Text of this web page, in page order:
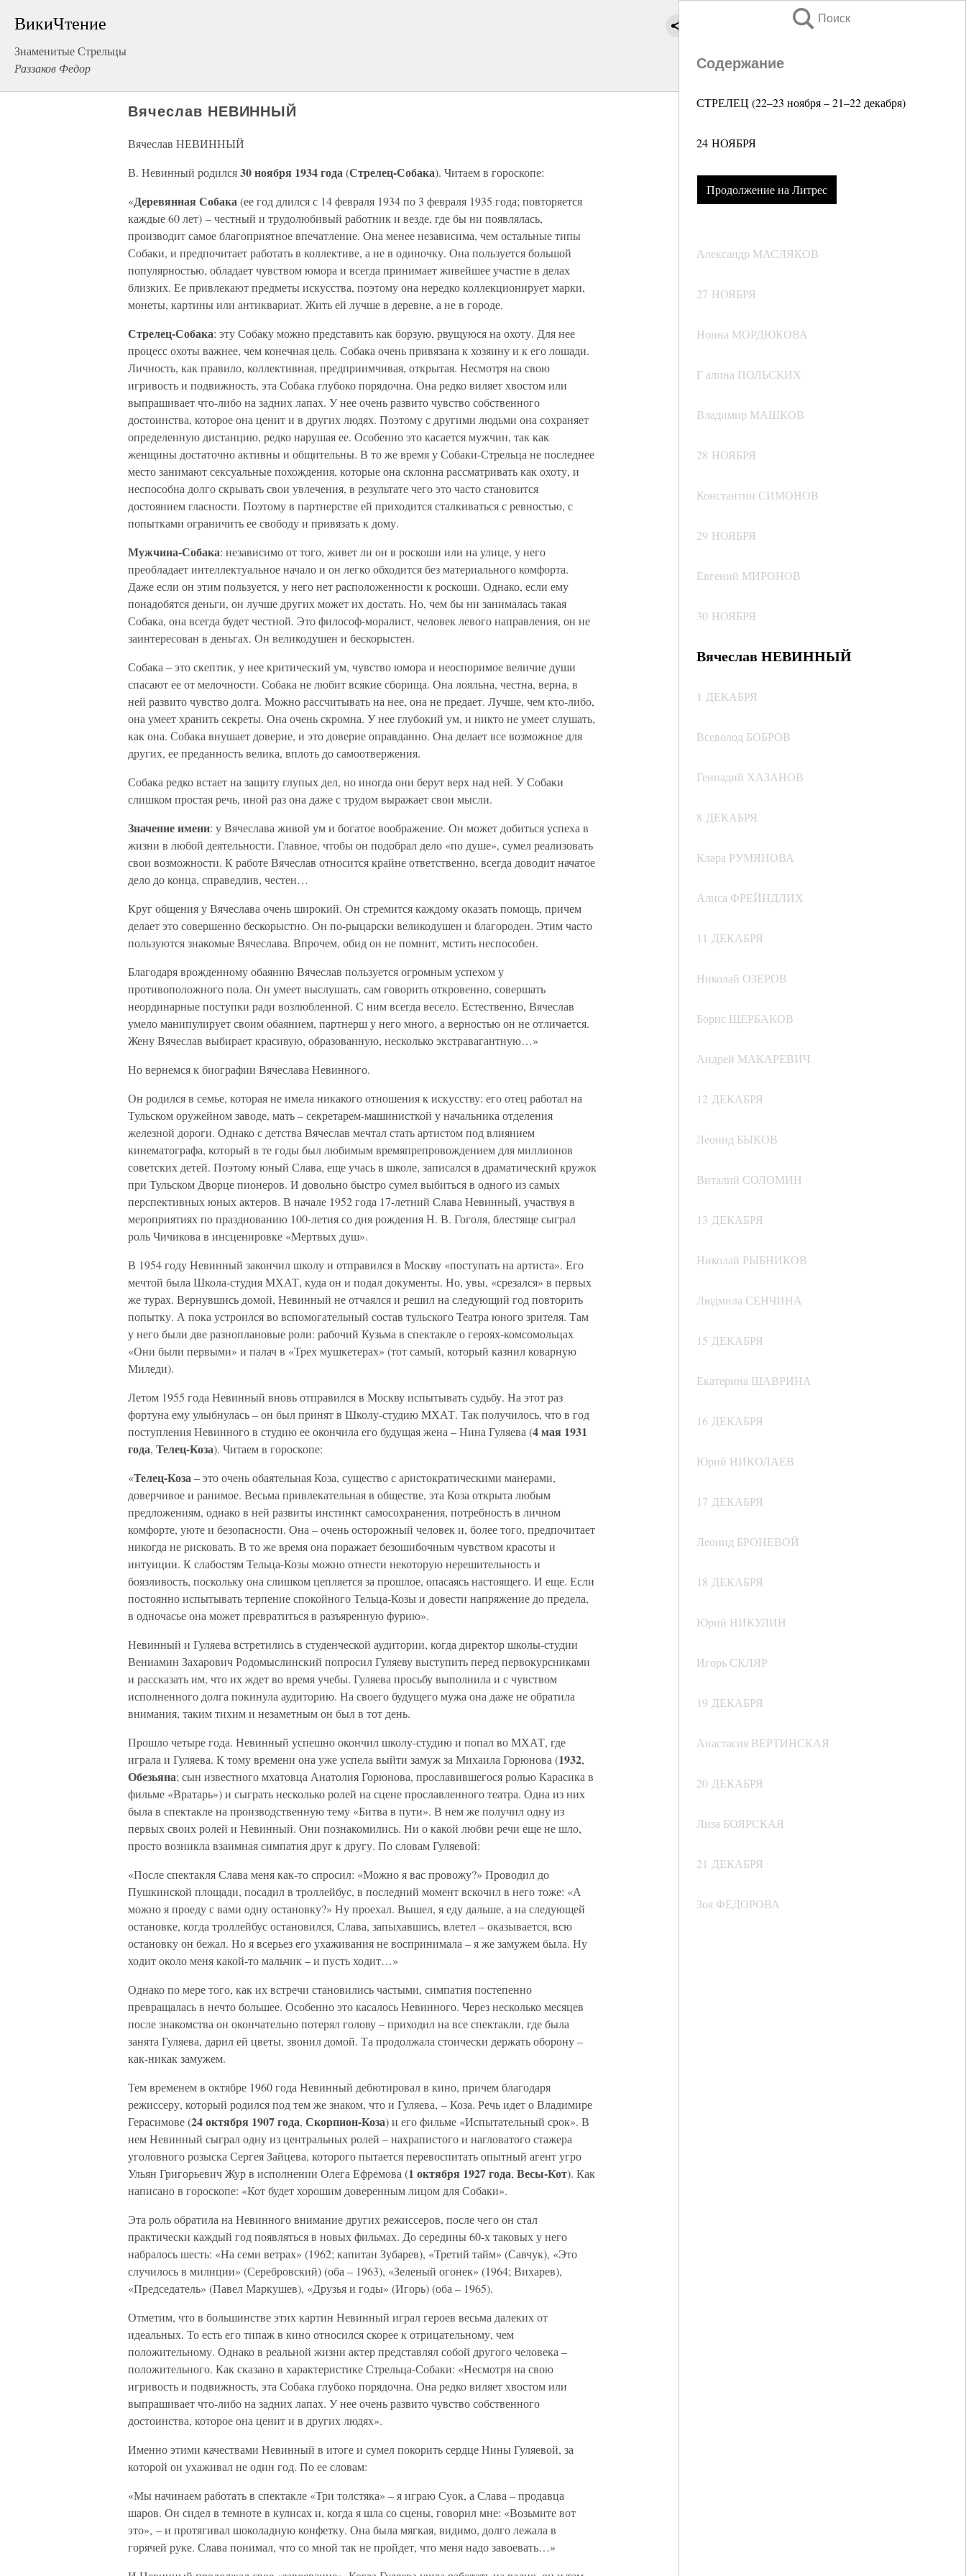
ВикиЧтение
Знаменитые Стрельцы
Раззаков Федор
Поиск
Содержание
СТРЕЛЕЦ (22–23 ноября – 21–22 декабря)
24 НОЯБРЯ
Продолжение на Литрес
Александр МАСЛЯКОВ
27 НОЯБРЯ
Нонна МОРДЮКОВА
Г алина ПОЛЬСКИХ
Владимир МАШКОВ
28 НОЯБРЯ
Константин СИМОНОВ
29 НОЯБРЯ
Евгений МИРОНОВ
30 НОЯБРЯ
Вячеслав НЕВИННЫЙ
1 ДЕКАБРЯ
Всеволод БОБРОВ
Геннадий ХАЗАНОВ
8 ДЕКАБРЯ
Клара РУМЯНОВА
Алиса ФРЕЙНДЛИХ
11 ДЕКАБРЯ
Николай ОЗЕРОВ
Борис ЩЕРБАКОВ
Андрей МАКАРЕВИЧ
12 ДЕКАБРЯ
Леонид БЫКОВ
Виталий СОЛОМИН
13 ДЕКАБРЯ
Николай РЫБНИКОВ
Людмила СЕНЧИНА
15 ДЕКАБРЯ
Екатерина ШАВРИНА
16 ДЕКАБРЯ
Юрий НИКОЛАЕВ
17 ДЕКАБРЯ
Леонид БРОНЕВОЙ
18 ДЕКАБРЯ
Юрий НИКУЛИН
Игорь СКЛЯР
19 ДЕКАБРЯ
Анастасия ВЕРТИНСКАЯ
20 ДЕКАБРЯ
Лиза БОЯРСКАЯ
21 ДЕКАБРЯ
Зоя ФЕДОРОВА
Вячеслав НЕВИННЫЙ
Вячеслав НЕВИННЫЙ
В. Невинный родился30 ноября 1934 года(Стрелец-Собака). Читаем в гороскопе:
«Деревянная Собака(ее год длился с 14 февраля 1934 по 3 февраля 1935 года; повторяется
каждые 60 лет) – честный и трудолюбивый работник и везде, где бы ни появлялась,
производит самое благоприятное впечатление. Она менее независима, чем остальные типы
Собаки, и предпочитает работать в коллективе, а не в одиночку. Она пользуется большой
популярностью, обладает чувством юмора и всегда принимает живейшее участие в делах
близких. Ее привлекают предметы искусства, поэтому она нередко коллекционирует марки,
монеты, картины или антиквариат. Жить ей лучше в деревне, а не в городе.
Стрелец-Собака: эту Собаку можно представить как борзую, рвущуюся на охоту. Для нее
процесс охоты важнее, чем конечная цель. Собака очень привязана к хозяину и к его лошади.
Личность, как правило, коллективная, предприимчивая, открытая. Несмотря на свою
игривость и подвижность, эта Собака глубоко порядочна. Она редко виляет хвостом или
выпрашивает что-либо на задних лапах. У нее очень развито чувство собственного
достоинства, которое она ценит и в других людях. Поэтому с другими людьми она сохраняет
определенную дистанцию, редко нарушая ее. Особенно это касается мужчин, так как
женщины достаточно активны и общительны. В то же время у Собаки-Стрельца не последнее
место занимают сексуальные похождения, которые она склонна рассматривать как охоту, и
неспособна долго скрывать свои увлечения, в результате чего это часто становится
достоянием гласности. Поэтому в партнерстве ей приходится сталкиваться с ревностью, с
попытками ограничить ее свободу и привязать к дому.
Мужчина-Собака: независимо от того, живет ли он в роскоши или на улице, у него
преобладает интеллектуальное начало и он легко обходится без материального комфорта.
Даже если он этим пользуется, у него нет расположенности к роскоши. Однако, если ему
понадобятся деньги, он лучше других может их достать. Но, чем бы ни занималась такая
Собака, она всегда будет честной. Это философ-моралист, человек левого направления, он не
заинтересован в деньгах. Он великодушен и бескорыстен.
Собака – это скептик, у нее критический ум, чувство юмора и неоспоримое величие души
спасают ее от мелочности. Собака не любит всякие сборища. Она лояльна, честна, верна, в
ней развито чувство долга. Можно рассчитывать на нее, она не предает. Лучше, чем кто-либо,
она умеет хранить секреты. Она очень скромна. У нее глубокий ум, и никто не умеет слушать,
как она. Собака внушает доверие, и это доверие оправданно. Она делает все возможное для
других, ее преданность велика, вплоть до самоотвержения.
Собака редко встает на защиту глупых дел, но иногда они берут верх над ней. У Собаки
слишком простая речь, иной раз она даже с трудом выражает свои мысли.
Значение имени: у Вячеслава живой ум и богатое воображение. Он может добиться успеха в
жизни в любой деятельности. Главное, чтобы он подобрал дело «по душе», сумел реализовать
свои возможности. К работе Вячеслав относится крайне ответственно, всегда доводит начатое
дело до конца, справедлив, честен…
Круг общения у Вячеслава очень широкий. Он стремится каждому оказать помощь, причем
делает это совершенно бескорыстно. Он по-рыцарски великодушен и благороден. Этим часто
пользуются знакомые Вячеслава. Впрочем, обид он не помнит, мстить неспособен.
Благодаря врожденному обаянию Вячеслав пользуется огромным успехом у
противоположного пола. Он умеет выслушать, сам говорить откровенно, совершать
неординарные поступки ради возлюбленной. С ним всегда весело. Естественно, Вячеслав
умело манипулирует своим обаянием, партнерш у него много, а верностью он не отличается.
Жену Вячеслав выбирает красивую, образованную, несколько экстравагантную…»
Но вернемся к биографии Вячеслава Невинного.
Он родился в семье, которая не имела никакого отношения к искусству: его отец работал на
Тульском оружейном заводе, мать – секретарем-машинисткой у начальника отделения
железной дороги. Однако с детства Вячеслав мечтал стать артистом под влиянием
кинематографа, который в те годы был любимым времяпрепровождением для миллионов
советских детей. Поэтому юный Слава, еще учась в школе, записался в драматический кружок
при Тульском Дворце пионеров. И довольно быстро сумел выбиться в одного из самых
перспективных юных актеров. В начале 1952 года 17-летний Слава Невинный, участвуя в
мероприятиях по празднованию 100-летия со дня рождения Н. В. Гоголя, блестяще сыграл
роль Чичикова в инсценировке «Мертвых душ».
В 1954 году Невинный закончил школу и отправился в Москву «поступать на артиста». Его
мечтой была Школа-студия МХАТ, куда он и подал документы. Но, увы, «срезался» в первых
же турах. Вернувшись домой, Невинный не отчаялся и решил на следующий год повторить
попытку. А пока устроился во вспомогательный состав тульского Театра юного зрителя. Там
у него были две разноплановые роли: рабочий Кузьма в спектакле о героях-комсомольцах
«Они были первыми» и палач в «Трех мушкетерах» (тот самый, который казнил коварную
Миледи).
Летом 1955 года Невинный вновь отправился в Москву испытывать судьбу. На этот раз
фортуна ему улыбнулась – он был принят в Школу-студию МХАТ. Так получилось, что в год
поступления Невинного в студию ее окончила его будущая жена – Нина Гуляева (4 мая 1931
года, Телец-Коза). Читаем в гороскопе:
«Телец-Коза– это очень обаятельная Коза, существо с аристократическими манерами,
доверчивое и ранимое. Весьма привлекательная в обществе, эта Коза открыта любым
предложениям, однако в ней развиты инстинкт самосохранения, потребность в личном
комфорте, уюте и безопасности. Она – очень осторожный человек и, более того, предпочитает
никогда не рисковать. В то же время она поражает безошибочным чувством красоты и
интуиции. К слабостям Тельца-Козы можно отнести некоторую нерешительность и
боязливость, поскольку она слишком цепляется за прошлое, опасаясь настоящего. И еще. Если
постоянно испытывать терпение спокойного Тельца-Козы и довести напряжение до предела,
в одночасье она может превратиться в разъяренную фурию».
Невинный и Гуляева встретились в студенческой аудитории, когда директор школы-студии
Вениамин Захарович Родомыслинский попросил Гуляеву выступить перед первокурсниками
и рассказать им, что их ждет во время учебы. Гуляева просьбу выполнила и с чувством
исполненного долга покинула аудиторию. На своего будущего мужа она даже не обратила
внимания, таким тихим и незаметным он был в тот день.
Прошло четыре года. Невинный успешно окончил школу-студию и попал во МХАТ, где
играла и Гуляева. К тому времени она уже успела выйти замуж за Михаила Горюнова (1932,
Обезьяна; сын известного мхатовца Анатолия Горюнова, прославившегося ролью Карасика в
фильме «Вратарь») и сыграть несколько ролей на сцене прославленного театра. Одна из них
была в спектакле на производственную тему «Битва в пути». В нем же получил одну из
первых своих ролей и Невинный. Они познакомились. Ни о какой любви речи еще не шло,
просто возникла взаимная симпатия друг к другу. По словам Гуляевой:
«После спектакля Слава меня как-то спросил: «Можно я вас провожу?» Проводил до
Пушкинской площади, посадил в троллейбус, в последний момент вскочил в него тоже: «А
можно я проеду с вами одну остановку?» Ну проехал. Вышел, я еду дальше, а на следующей
остановке, когда троллейбус остановился, Слава, запыхавшись, влетел – оказывается, всю
остановку он бежал. Но я всерьез его ухаживания не воспринимала – я же замужем была. Ну
ходит около меня какой-то мальчик – и пусть ходит…»
Однако по мере того, как их встречи становились частыми, симпатия постепенно
превращалась в нечто большее. Особенно это касалось Невинного. Через несколько месяцев
после знакомства он окончательно потерял голову – приходил на все спектакли, где была
занята Гуляева, дарил ей цветы, звонил домой. Та продолжала стоически держать оборону –
как-никак замужем.
Тем временем в октябре 1960 года Невинный дебютировал в кино, причем благодаря
режиссеру, который родился под тем же знаком, что и Гуляева, – Коза. Речь идет о Владимире
Герасимове (24 октября 1907 года, Скорпион-Коза) и его фильме «Испытательный срок». В
нем Невинный сыграл одну из центральных ролей – нахрапистого и нагловатого стажера
уголовного розыска Сергея Зайцева, которого пытается перевоспитать опытный агент угро
Ульян Григорьевич Жур в исполнении Олега Ефремова (1 октября 1927 года, Весы-Кот). Как
написано в гороскопе: «Кот будет хорошим доверенным лицом для Собаки».
Эта роль обратила на Невинного внимание других режиссеров, после чего он стал
практически каждый год появляться в новых фильмах. До середины 60-х таковых у него
набралось шесть: «На семи ветрах» (1962; капитан Зубарев), «Третий тайм» (Савчук), «Это
случилось в милиции» (Серебровский) (оба – 1963), «Зеленый огонек» (1964; Вихарев),
«Председатель» (Павел Маркушев), «Друзья и годы» (Игорь) (оба – 1965).
Отметим, что в большинстве этих картин Невинный играл героев весьма далеких от
идеальных. То есть его типаж в кино относился скорее к отрицательному, чем
положительному. Однако в реальной жизни актер представлял собой другого человека –
положительного. Как сказано в характеристике Стрельца-Собаки: «Несмотря на свою
игривость и подвижность, эта Собака глубоко порядочна. Она редко виляет хвостом или
выпрашивает что-либо на задних лапах. У нее очень развито чувство собственного
достоинства, которое она ценит и в других людях».
Именно этими качествами Невинный в итоге и сумел покорить сердце Нины Гуляевой, за
которой он ухаживал не один год. По ее словам:
«Мы начинаем работать в спектакле «Три толстяка» – я играю Суок, а Слава – продавца
шаров. Он сидел в темноте в кулисах и, когда я шла со сцены, говорил мне: «Возьмите вот
это», – и протягивал шоколадную конфетку. Она была мягкая, видимо, долго лежала в
горячей руке. Слава понимал, что со мной так не пройдет, что меня надо завоевать…»